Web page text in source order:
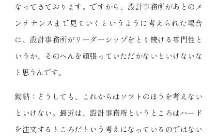
なってきております。ですから、設計事務所があとのメ
ンテナンスまで見ていくというように考えられた場合
に、設計事務所がリーダーシップをとり続ける専門性と
いうか、そのへんを頑張っていただかないといけないな
と思うんです。
鋤納：どうしても、これからはソフトのほうを考えない
といけない。最近は、設計事務所というところはハード
を注文するところだという考えになっているのではない